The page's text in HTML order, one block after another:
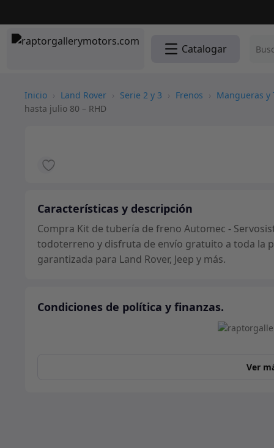
Catalogar
Inicio › Land Rover › Serie 2 y 3 › Frenos › Mangueras y
hasta julio 80 – RHD
Características y descripción
Compra Kit de tubería de freno Automec -
todoterreno y disfruta de envío gratuito a toda la
garantizada para Land Rover, Jeep y más.
Condiciones de política y finanzas.
Ver